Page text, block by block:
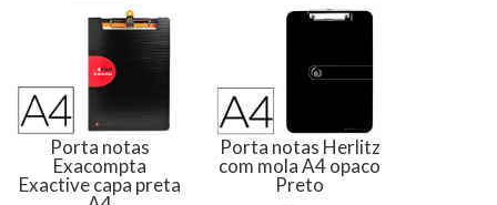
Porta notas
Exacompta
Exactive capa preta
Porta notas Herlitz
com mola A4 opaco
Preto